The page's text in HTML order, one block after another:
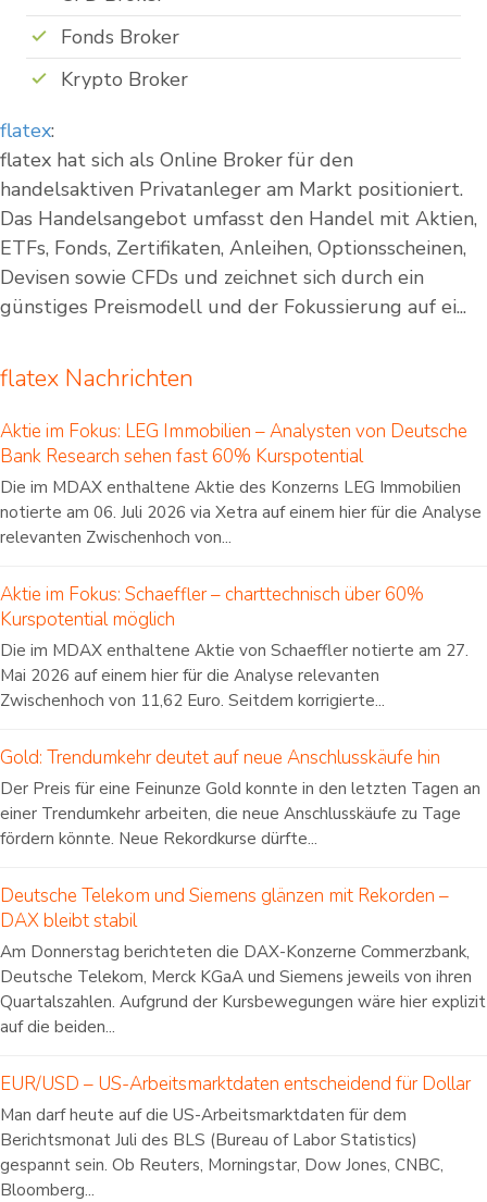
Fonds Broker
Krypto Broker
flatex:
flatex hat sich als Online Broker für den
handelsaktiven Privatanleger am Markt positioniert.
Das Handelsangebot umfasst den Handel mit Aktien,
ETFs, Fonds, Zertifikaten, Anleihen, Optionsscheinen,
Devisen sowie CFDs und zeichnet sich durch ein
günstiges Preismodell und der Fokussierung auf ei...
flatex Nachrichten
Aktie im Fokus: LEG Immobilien – Analysten von Deutsche
Bank Research sehen fast 60% Kurspotential
Die im MDAX enthaltene Aktie des Konzerns LEG Immobilien
notierte am 06. Juli 2026 via Xetra auf einem hier für die Analyse
relevanten Zwischenhoch von...
Aktie im Fokus: Schaeffler – charttechnisch über 60%
Kurspotential möglich
Die im MDAX enthaltene Aktie von Schaeffler notierte am 27.
Mai 2026 auf einem hier für die Analyse relevanten
Zwischenhoch von 11,62 Euro. Seitdem korrigierte...
Gold: Trendumkehr deutet auf neue Anschlusskäufe hin
Der Preis für eine Feinunze Gold konnte in den letzten Tagen an
einer Trendumkehr arbeiten, die neue Anschlusskäufe zu Tage
fördern könnte. Neue Rekordkurse dürfte...
Deutsche Telekom und Siemens glänzen mit Rekorden –
DAX bleibt stabil
Am Donnerstag berichteten die DAX-Konzerne Commerzbank,
Deutsche Telekom, Merck KGaA und Siemens jeweils von ihren
Quartalszahlen. Aufgrund der Kursbewegungen wäre hier explizit
auf die beiden...
EUR/USD – US-Arbeitsmarktdaten entscheidend für Dollar
Man darf heute auf die US-Arbeitsmarktdaten für dem
Berichtsmonat Juli des BLS (Bureau of Labor Statistics)
gespannt sein. Ob Reuters, Morningstar, Dow Jones, CNBC,
Bloomberg...